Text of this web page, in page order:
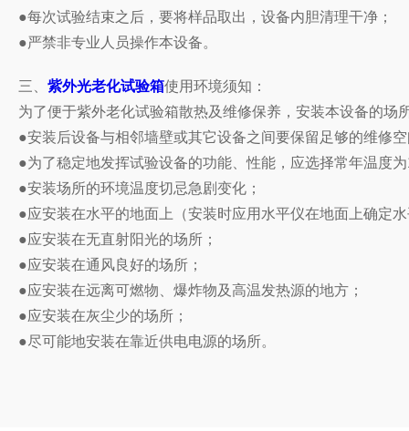
●每次试验结束之后，要将样品取出，设备内胆清理干净；
●严禁非专业人员操作本设备。
三、 紫外光老化试验箱使用环境须知：
为了便于紫外老化试验箱散热及维修保养，安装本设备的场
●安装后设备与相邻墙壁或其它设备之间要保留足够的维修
●为了稳定地发挥试验设备的功能、性能，应选择常年温度
●安装场所的环境温度切忌急剧变化；
●应安装在水平的地面上（安装时应用水平仪在地面上确定
●应安装在无直射阳光的场所；
●应安装在通风良好的场所；
●应安装在远离可燃物、爆炸物及高温发热源的地方；
●应安装在灰尘少的场所；
●尽可能地安装在靠近供电电源的场所。